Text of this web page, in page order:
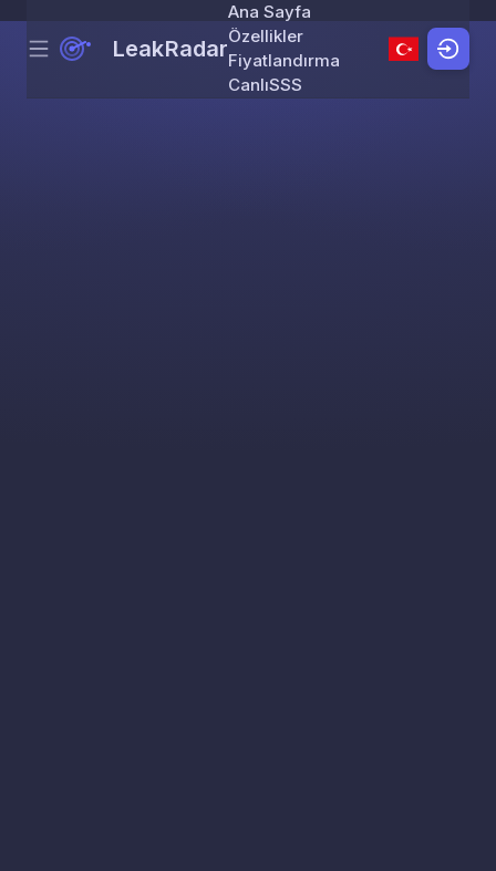
Skip to content
Menu LeakRadar
Ana Sayfa
Özellikler
Fiyatlandırma
CanlıSSS